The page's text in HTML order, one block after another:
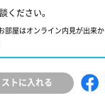
ください。
部屋はオンライン内見が出来か
トに入れる